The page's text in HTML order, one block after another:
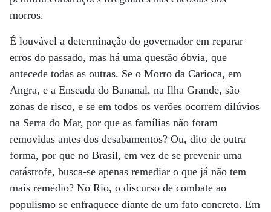
morros.
É louvável a determinação do governador em reparar
erros do passado, mas há uma questão óbvia, que
antecede todas as outras. Se o Morro da Carioca, em
Angra, e a Enseada do Bananal, na Ilha Grande, são
zonas de risco, e se em todos os verões ocorrem dilúvios
na Serra do Mar, por que as famílias não foram
removidas antes dos desabamentos? Ou, dito de outra
forma, por que no Brasil, em vez de se prevenir uma
catástrofe, busca-se apenas remediar o que já não tem
mais remédio? No Rio, o discurso de combate ao
populismo se enfraquece diante de um fato concreto. Em